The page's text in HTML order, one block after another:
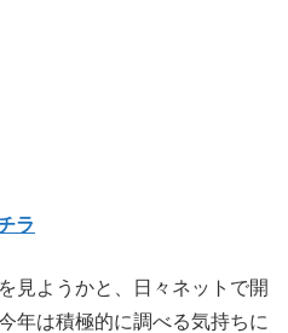
ラ
見ようかと、日々ネットで開
年は積極的に調べる気持ちに